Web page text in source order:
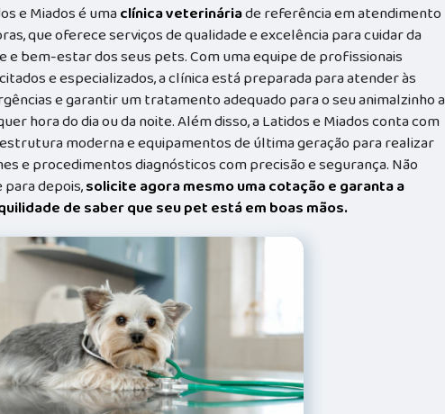
e Miados é umaclínica veterináriade referência em atendimento
que oferece serviços de qualidade e excelência para cuidar da
e bem-estar dos seus pets. Com uma equipe de profissionais
e especializados, a clínica está preparada para atender às
e garantir um tratamento adequado para o seu animalzinho a
hora do dia ou da noite. Além disso, a Latidos e Miados conta com
moderna e equipamentos de última geração para realizar
e procedimentos diagnósticos com precisão e segurança. Não
para depois,solicite agora mesmo uma cotação e garanta a
de saber que seu pet está em boas mãos.